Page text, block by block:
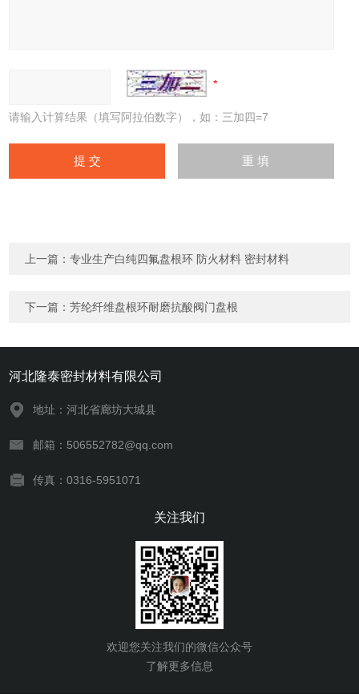
请输入计算结果（填写阿拉伯数字），如：三加四=7
上一篇：专业生产白纯四氟盘根环 防火材料 密封材料
下一篇：芳纶纤维盘根环耐磨抗酸阀门盘根
河北隆泰密封材料有限公司
地址：河北省廊坊大城县
邮箱：506552782@qq.com
传真：0316-5951071
关注我们
欢迎您关注我们的微信公众号
了解更多信息